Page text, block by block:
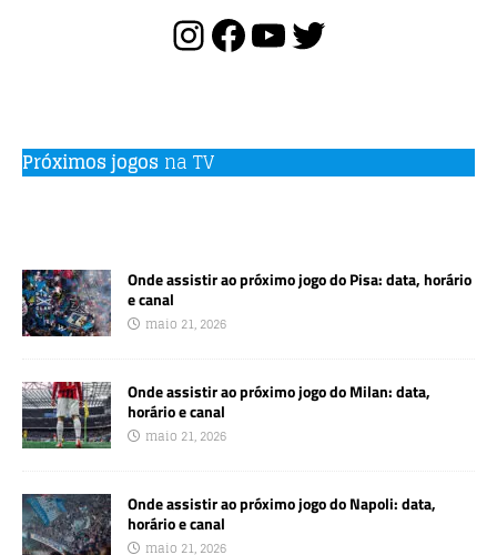
Próximos jogos na TV
Onde assistir ao próximo jogo do Pisa: data, horário
e canal
maio 21, 2026
Onde assistir ao próximo jogo do Milan: data,
horário e canal
maio 21, 2026
Onde assistir ao próximo jogo do Napoli: data,
horário e canal
maio 21, 2026